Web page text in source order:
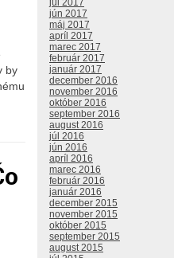
by
júl 2017
jún 2017
máj 2017
apríl 2017
marec 2017
február 2017
január 2017
december 2016
november 2016
október 2016
september 2016
august 2016
júl 2016
jún 2016
apríl 2016
marec 2016
február 2016
január 2016
december 2015
november 2015
október 2015
september 2015
august 2015